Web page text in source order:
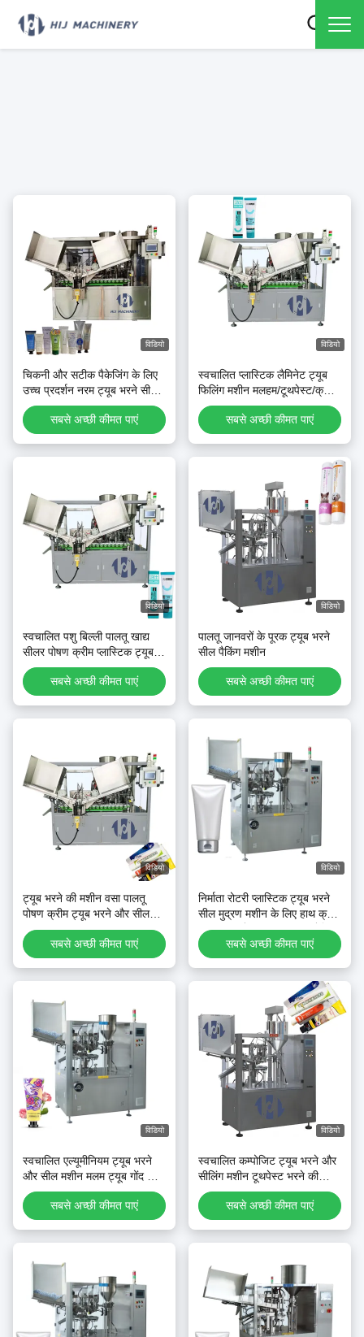
विडियो
चिकनी और सटीक पैकेजिंग के लिए
उच्च प्रदर्शन नरम ट्यूब भरने सील
मशीन
सबसे अच्छी कीमत पाएं
विडियो
स्वचालित प्लास्टिक लैमिनेट ट्यूब
फिलिंग मशीन मलहम/टूथपेस्ट/क्रीम
के लिए
सबसे अच्छी कीमत पाएं
विडियो
स्वचालित पशु बिल्ली पालतू खाद्य
सीलर पोषण क्रीम प्लास्टिक ट्यूब
भरने सीलिंग मशीन टूथपेस्ट ट्यूब
भरने
सबसे अच्छी कीमत पाएं
विडियो
पालतू जानवरों के पूरक ट्यूब भरने
सील पैकिंग मशीन
सबसे अच्छी कीमत पाएं
विडियो
ट्यूब भरने की मशीन वसा पालतू
पोषण क्रीम ट्यूब भरने और सील
मशीन
सबसे अच्छी कीमत पाएं
विडियो
निर्माता रोटरी प्लास्टिक ट्यूब भरने
सील मुद्रण मशीन के लिए हाथ क्रीम
सनस्क्रीन मेकअप क्रीम कॉस्मेटिक
लोशन पेस्टसबसे अच्छी कीमत पाएं
विडियो
स्वचालित एल्यूमीनियम ट्यूब भरने
और सील मशीन मलम ट्यूब गोंद सील
मशीन धातु ट्यूब सील मशीन
सबसे अच्छी कीमत पाएं
विडियो
स्वचालित कम्पोजिट ट्यूब भरने और
सीलिंग मशीन टूथपेस्ट भरने की
मशीन
सबसे अच्छी कीमत पाएं